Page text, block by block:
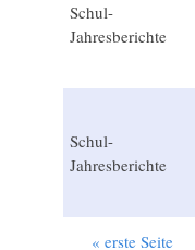
Schul-
Jahresberichte
Schul-
Jahresberichte
« erste Seite